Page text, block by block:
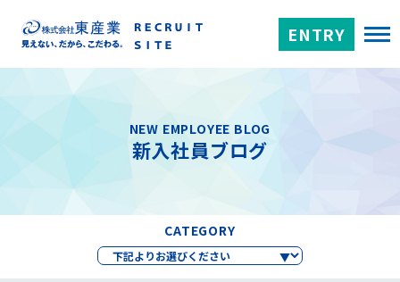
ENTRY
NEW EMPLOYEE BLOG
新入社員ブログ
CATEGORY